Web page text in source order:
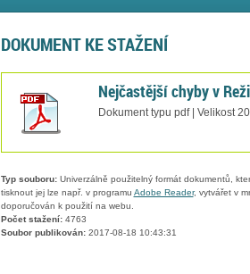
DOKUMENT KE STAŽENÍ
Nejčastější chyby v
Dokument typu pdf | Velikost
Typ souboru:Univerzálně použitelný formát dokumentů,
tisknout jej lze např. v programu Adobe Reader, vytvářet v
doporučován k použití na webu.
Počet stažení:4763
Soubor publikován:2017-08-18 10:43:31